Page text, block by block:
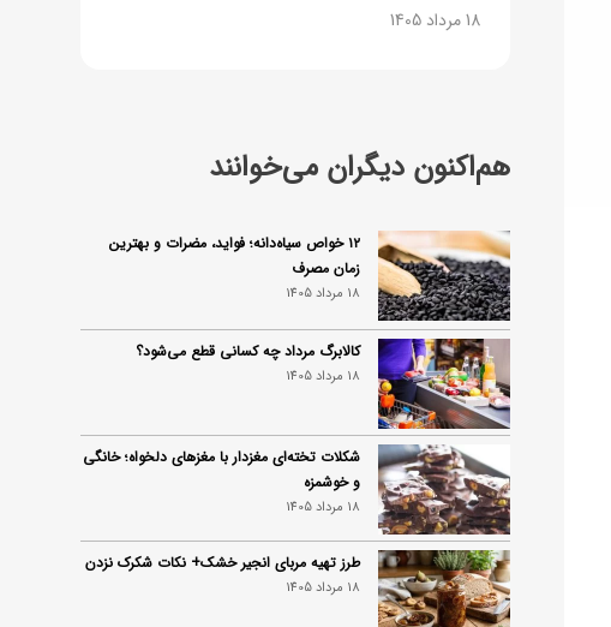
18 مرداد 1405
هم‌اکنون دیگران می‌خوانند
۱۲ خواص سیاه‌دانه؛ فواید، مضرات و بهترین
زمان مصرف
18 مرداد 1405
کالابرگ مرداد چه کسانی قطع می‌شود؟
18 مرداد 1405
شکلات تخته‌ای مغزدار با مغزهای دلخواه؛ خانگی
و خوشمزه
18 مرداد 1405
طرز تهیه مربای انجیر خشک+ نکات شکرک نزدن
18 مرداد 1405